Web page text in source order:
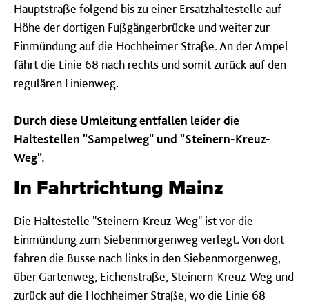
Hauptstraße folgend bis zu einer Ersatzhaltestelle auf
Höhe der dortigen Fußgängerbrücke und weiter zur
Einmündung auf die Hochheimer Straße. An der Ampel
fährt die Linie 68 nach rechts und somit zurück auf den
regulären Linienweg.
Durch diese Umleitung entfallen leider die
Haltestellen "Sampelweg" und "Steinern-Kreuz-
Weg".
In Fahrtrichtung Mainz
Die Haltestelle "Steinern-Kreuz-Weg" ist vor die
Einmündung zum Siebenmorgenweg verlegt. Von dort
fahren die Busse nach links in den Siebenmorgenweg,
über Gartenweg, Eichenstraße, Steinern-Kreuz-Weg und
zurück auf die Hochheimer Straße, wo die Linie 68